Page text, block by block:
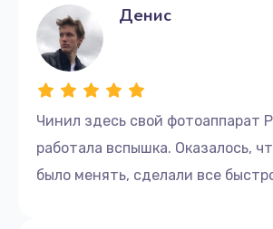
Чинил здесь свой фотоаппарат
работала вспышка. Оказалось,
было менять, сделали все
Денис